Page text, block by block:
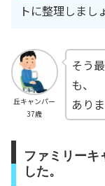
トに整理しまし
丘キャンパー
37歳
そう
も、
あり
ファミリーキ
した。